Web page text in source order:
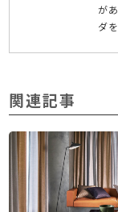
が
ダ
関連記事